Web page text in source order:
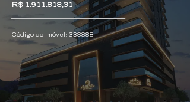
R$1.911.818,31
Código do imóvel: 338888